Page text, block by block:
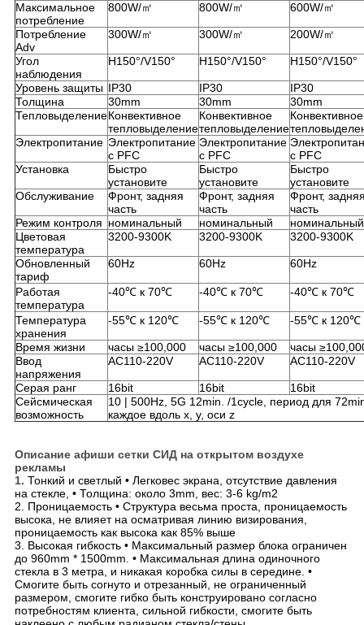
Максимальное
потребление
800W/㎡ 800W/㎡ 600W/㎡
Потребление
Adv
300W/㎡ 300W/㎡ 200W/㎡
Угол
наблюдения
H150°/V150° H150°/V150° H150°/V150°
Уровень защиты IP30 IP30
IP30
Толщина
30mm 30mm
30mm
ТепловыделениеКонвективное
тепловыделение
Конвективное
тепловыделение
Конвективное
Электропитание Электропитание
с PFC
Электропитание
с PFC
с PFC
Установка
Быстро
установите
Быстро
установите
Быстро
установите
Обслуживание
Фронт, задняя
часть
Фронт, задняя
часть
Фронт,
часть
Режим контроля номинальный номинальный
номинальный
Цветовая
температура
3200-9300K 3200-9300K 3200-9300K
Обновленный
тариф
60Hz 60Hz 60Hz
Работая
температура
-40℃ к 70℃ -40℃ к 70℃ -40℃ к 70℃
Температура
хранения
-55℃ к 120℃ -55℃ к 120℃ -55℃ к 120℃
Время жизни часы ≥100,000 часы ≥100,000
часы
Ввод
напряжения
AC110-220V AC110-220V AC110-220V
Серая ранг 16bit 16bit
16bit
Сейсмическая
возможность
10 | 500Hz, 5G 12min. /1cycle, период для
каждое вдоль x, y, оси z
Описание афиши сетки СИД на открытом воздухе
рекламы
1. Тонкий и светлый • Легковес экрана, отсутствие давления
на стекле, • Толщина: около 3mm, вес: 3-6 kg/m2
2. Проницаемость • Структура весьма проста, проницаемость
высока, не влияет на осматривая линию визирования,
проницаемость как высока как 85% выше
3. Высокая гибкость • Максимальный размер блока ограничен
до 960mm * 1500mm. • Максимальная длина одиночного
стекла в 3 метра, и никакая коробка силы в середине. •
Смогите быть согнуто и отрезанный, не ограниченный
размером, смогите гибко быть конструировано согласно
потребностям клиента, сильной гибкости, смогите быть